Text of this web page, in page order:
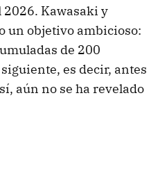
2026. Kawasaki y
un objetivo ambicioso:
de 200
es decir, antes
aún no se ha revelado